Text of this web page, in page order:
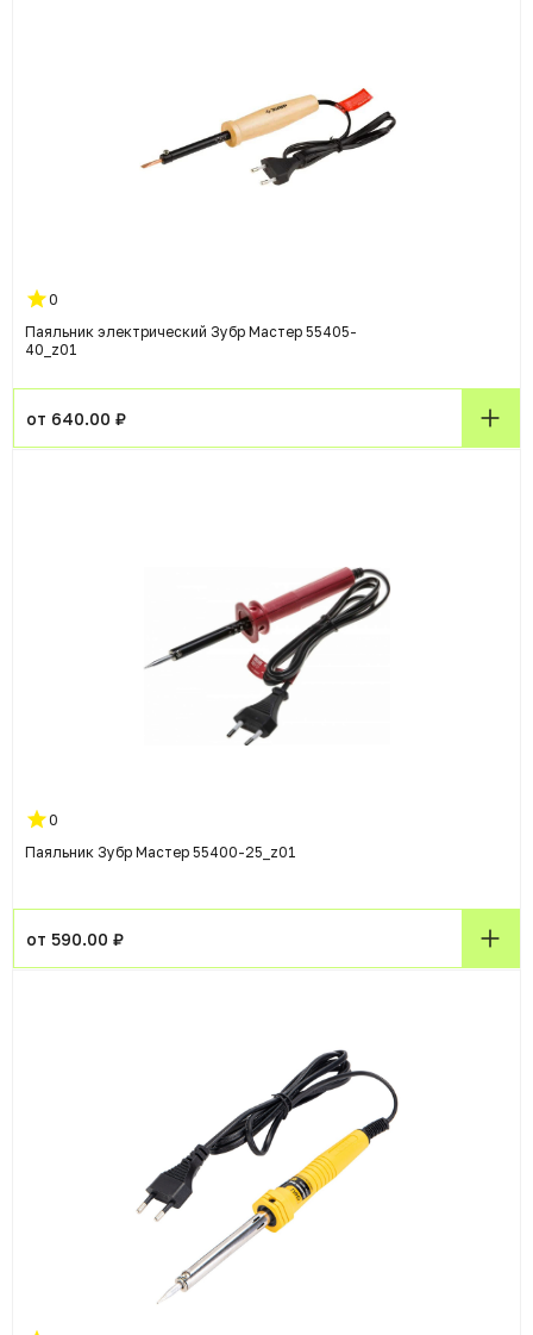
0
Паяльник электрический Зубр Мастер 55405-
40_z01
от 640.00 ₽
0
Паяльник Зубр Мастер 55400-25_z01
от 590.00 ₽